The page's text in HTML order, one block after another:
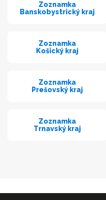
Zoznamka
Banskobystrický kraj
Zoznamka
Košický kraj
Zoznamka
Prešovský kraj
Zoznamka
Trnavský kraj